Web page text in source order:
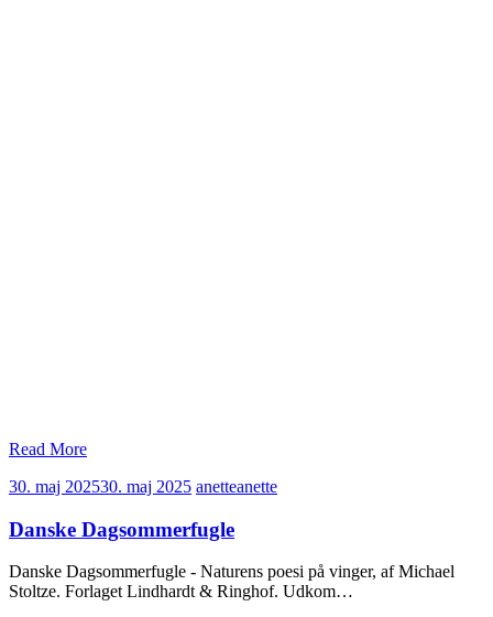
Read More
30. maj 202530. maj 2025 anetteanette
Danske Dagsommerfugle
Danske Dagsommerfugle - Naturens poesi på vinger, af Michael
Stoltze. Forlaget Lindhardt & Ringhof. Udkom…